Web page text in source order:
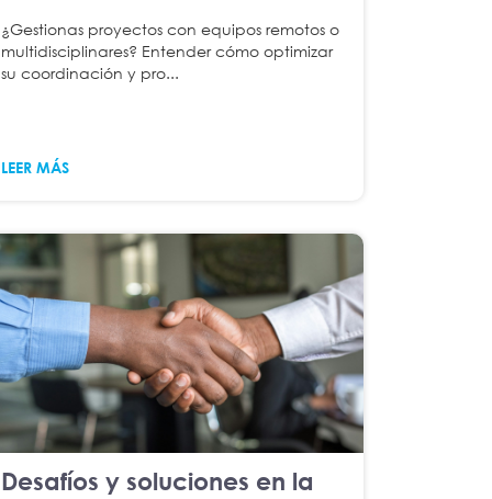
¿Gestionas proyectos con equipos remotos o
multidisciplinares? Entender cómo optimizar
su coordinación y pro...
LEER MÁS
Desafíos y soluciones en la